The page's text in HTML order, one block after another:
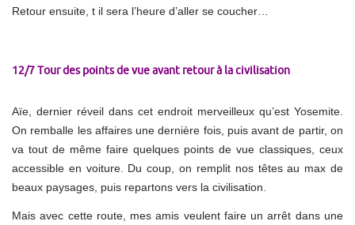
Retour ensuite, t il sera l’heure d’aller se coucher…
12/7 Tour des points de vue avant retour à la civilisation
Aïe, dernier réveil dans cet endroit merveilleux qu’est Yosemite.
On remballe les affaires une dernière fois, puis avant de partir, on
va tout de même faire quelques points de vue classiques, ceux
accessible en voiture. Du coup, on remplit nos têtes au max de
beaux paysages, puis repartons vers la civilisation.
Mais avec cette route, mes amis veulent faire un arrêt dans une